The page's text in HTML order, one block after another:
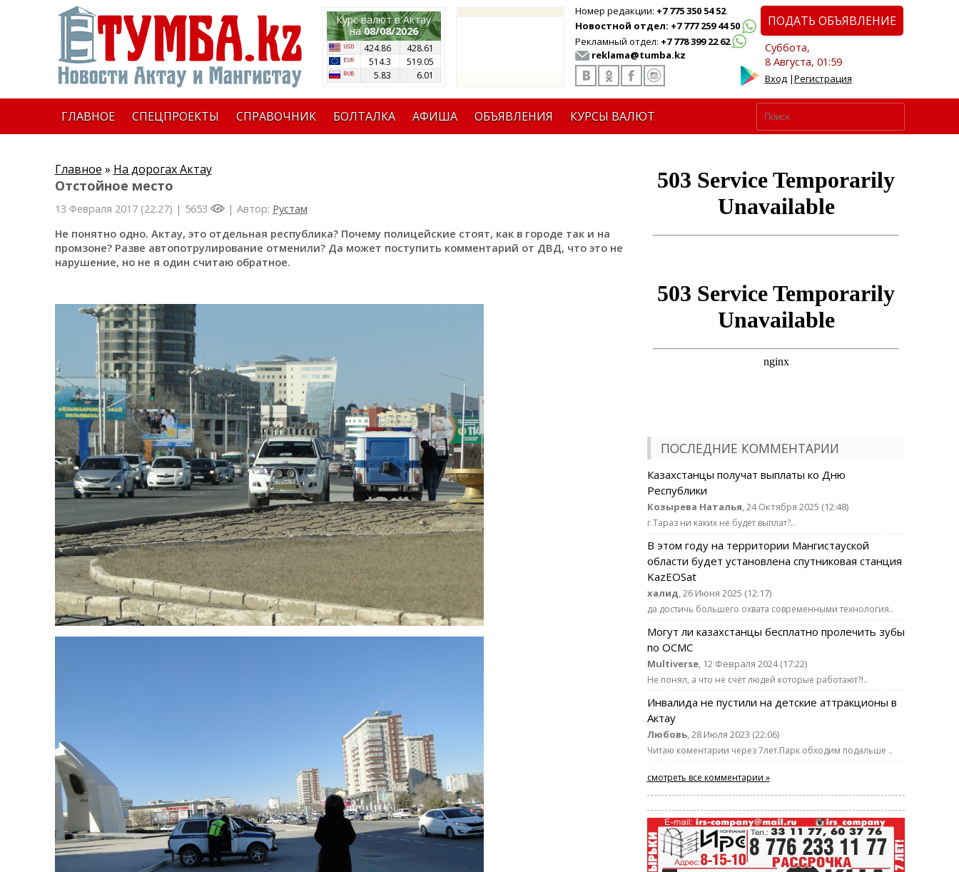
Курс валют в Актау
на08/08/2026
424.86
428.61
514.3
519.05
5.83
6.01
Номер редакции: +7 775 350 54 52
Новостной отдел: +7 777 259 44 50
Рекламный отдел: +7 778 399 22 62
reklama@tumba.kz
ПОДАТЬ ОБЪЯВЛЕНИЕ
Суббота,
8 Августа, 01:59
Вход|Регистрация
ГЛАВНОЕ СПЕЦПРОЕКТЫ СПРАВОЧНИК БОЛТАЛКА АФИША ОБЪЯВЛЕНИЯ КУРСЫ ВАЛЮТ
Главное » На дорогах Актау
Отстойное место
13 Февраля 2017 (22:27) | 5653 | Автор: Рустам
Не понятно одно. Актау, это отдельная республика? Почему полицейские стоят, как в городе так и на
промзоне? Разве автопотрулирование отменили? Да может поступить комментарий от ДВД, что это не
нарушение, но не я один считаю обратное.
ПОСЛЕДНИЕ КОММЕНТАРИИ
Казахстанцы получат выплаты ко Дню
Республики
Козырева Наталья, 24 Октября 2025 (12:48)
г.Тараз ни каких не будет выплат?..
В этом году на территории Мангистауской
области будет установлена спутниковая станция
KazEOSat
халид, 26 Июня 2025 (12:17)
да достичь большего охвата современными технология..
Могут ли казахстанцы бесплатно пролечить зубы
по ОСМС
Multiverse, 12 Февраля 2024 (17:22)
Не понял, а что не счёт людей которые работают?!..
Инвалида не пустили на детские аттракционы в
Актау
Любовь, 28 Июля 2023 (22:06)
Читаю коментарии через 7лет.Парк обходим подальше ..
смотреть все комментарии »